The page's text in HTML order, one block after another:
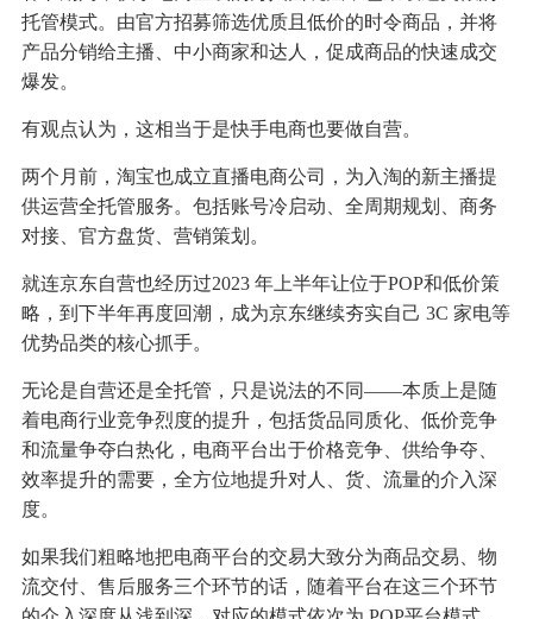
托管模式。由官方招募筛选优质且低价的时令商品，并将
产品分销给主播、中小商家和达人，促成商品的快速成交
爆发。
有观点认为，这相当于是快手电商也要做自营。
两个月前，淘宝也成立直播电商公司，为入淘的新主播提
供运营全托管服务。包括账号冷启动、全周期规划、商务
对接、官方盘货、营销策划。
就连京东自营也经历过2023 年上半年让位于POP和低价策
略，到下半年再度回潮，成为京东继续夯实自己 3C 家电等
优势品类的核心抓手。
无论是自营还是全托管，只是说法的不同——本质上是随
着电商行业竞争烈度的提升，包括货品同质化、低价竞争
和流量争夺白热化，电商平台出于价格竞争、供给争夺、
效率提升的需要，全方位地提升对人、货、流量的介入深
度。
如果我们粗略地把电商平台的交易大致分为商品交易、物
流交付、售后服务三个环节的话，随着平台在这三个环节